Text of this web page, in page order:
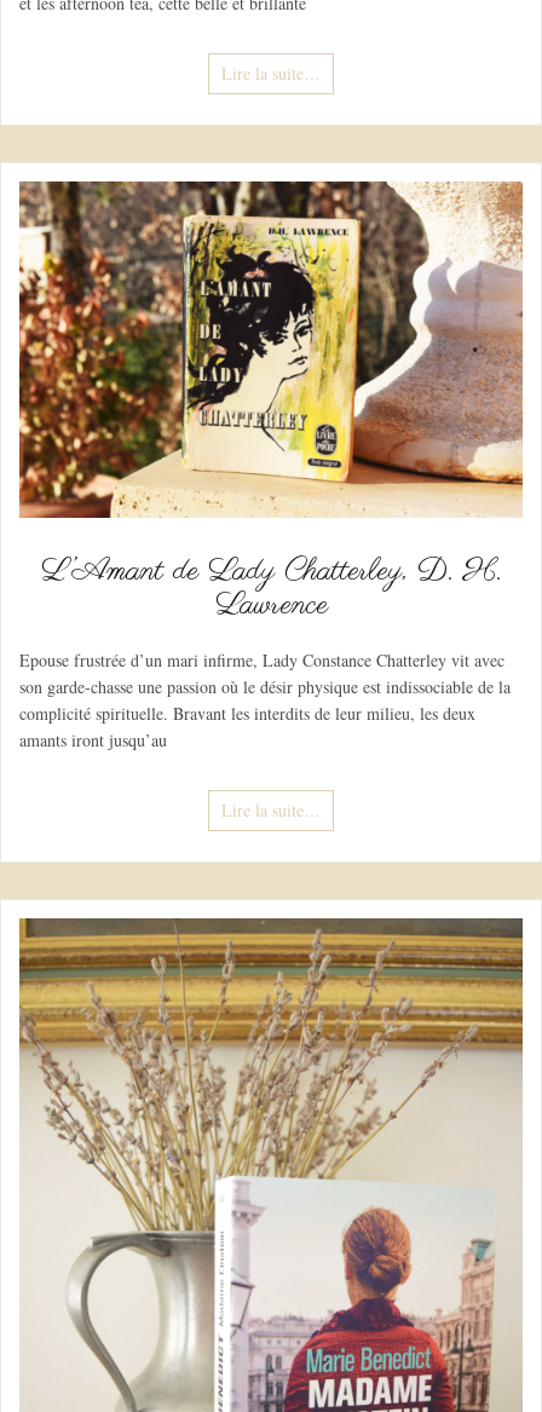
Lire la suite…
L’Amant de Lady Chatterley, D. H.
Lawrence
Epouse frustrée d’un mari infirme, Lady Constance Chatterley vit avec
son garde-chasse une passion où le désir physique est indissociable de la
complicité spirituelle. Bravant les interdits de leur milieu, les deux
amants iront jusqu’au
Lire la suite…